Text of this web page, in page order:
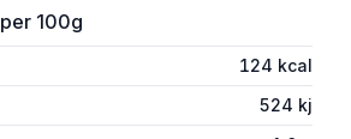
for 'Middagsris Kokt 300g Meny'
per 100g
124 kcal
524 kj